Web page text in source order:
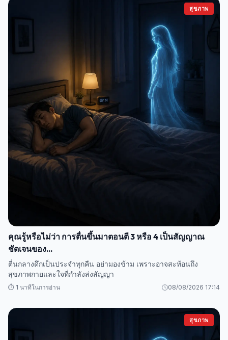
สุขภาพ
คุณรู้หรือไม่ว่า การตื่นขึ้นมาตอนตี 3 หรือ 4 เป็นสัญญาณ
ชัดเจนของ...
ตื่นกลางดึกเป็นประจำทุกคืน อย่ามองข้าม เพราะอาจสะท้อนถึง
สุขภาพกายและใจที่กำลังส่งสัญญา
⏱️ 1 นาทีในการอ่าน 08/08/2026 17:14
สุขภาพ